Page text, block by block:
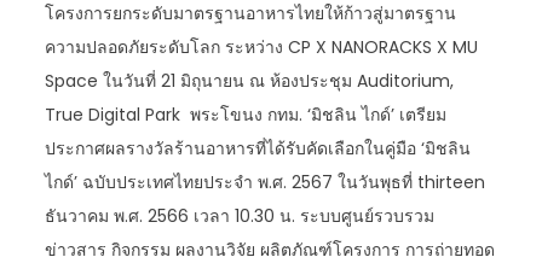
โครงการยกระดับมาตรฐานอาหารไทยให้ก้าวสู่มาตรฐาน
ความปลอดภัยระดับโลก ระหว่าง CP X NANORACKS X MU
Space ในวันที่ 21 มิถุนายน ณ ห้องประชุม Auditorium,
True Digital Park พระโขนง กทม. ‘มิชลิน ไกด์’ เตรียม
ประกาศผลรางวัลร้านอาหารที่ได้รับคัดเลือกในคู่มือ ‘มิชลิน
ไกด์’ ฉบับประเทศไทยประจำ พ.ศ. 2567 ในวันพุธที่ thirteen
ธันวาคม พ.ศ. 2566 เวลา 10.30 น. ระบบศูนย์รวบรวม
ข่าวสาร กิจกรรม ผลงานวิจัย ผลิตภัณฑ์โครงการ การถ่ายทอด